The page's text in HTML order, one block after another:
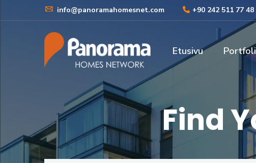
info@panoramahomesnet.com +90 242 511 77 48
Etusivu
Find